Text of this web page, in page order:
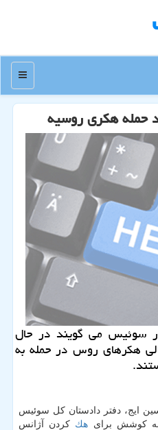
منو
حمله هكری روسیه
سوئیس می گویند در حال
هكرهای روس در حمله به
ایج، دفتر دادستان كل سوئیس
كوشش برای هك كردن آژانس